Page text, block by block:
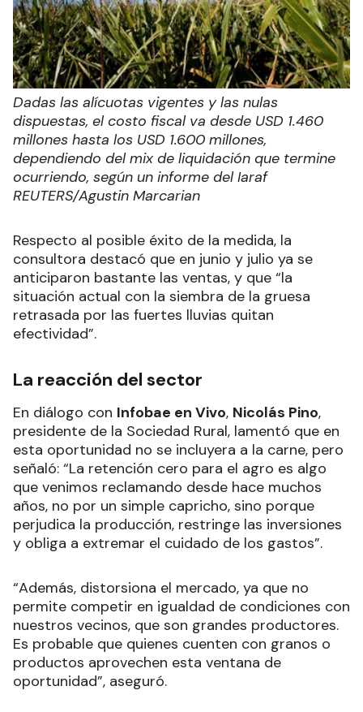
Dadas las alícuotas vigentes y las nulas
dispuestas, el costo fiscal va desde USD 1.460
millones hasta los USD 1.600 millones,
dependiendo del mix de liquidación que termine
ocurriendo, según un informe del Iaraf
REUTERS/Agustin Marcarian
Respecto al posible éxito de la medida, la
consultora destacó que en junio y julio ya se
anticiparon bastante las ventas, y que “la
situación actual con la siembra de la gruesa
retrasada por las fuertes lluvias quitan
efectividad”.
La reacción del sector
En diálogo con Infobae en Vivo, Nicolás Pino,
presidente de la Sociedad Rural, lamentó que en
esta oportunidad no se incluyera a la carne, pero
señaló: “La retención cero para el agro es algo
que venimos reclamando desde hace muchos
años, no por un simple capricho, sino porque
perjudica la producción, restringe las inversiones
y obliga a extremar el cuidado de los gastos”.
“Además, distorsiona el mercado, ya que no
permite competir en igualdad de condiciones con
nuestros vecinos, que son grandes productores.
Es probable que quienes cuenten con granos o
productos aprovechen esta ventana de
oportunidad”, aseguró.